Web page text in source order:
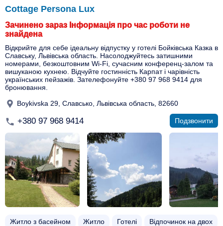
Cottage Persona Lux
Зачинено зараз Інформація про час роботи не
знайдена
Відкрийте для себе ідеальну відпустку у готелі Бойківська Казка в
Славську, Львівська область. Насолоджуйтесь затишними
номерами, безкоштовним Wi-Fi, сучасним конференц-залом та
вишуканою кухнею. Відчуйте гостинність Карпат і чарівність
українських пейзажів. Зателефонуйте +380 97 968 9414 для
бронювання.
Boykivska 29, Славсько, Львівська область, 82660
+380 97 968 9414 Подзвонити
Житло з басейном​ Житло Готелі Відпочинок на двох​